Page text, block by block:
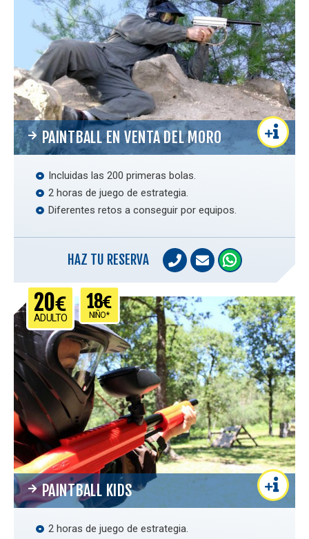
PAINTBALL EN VENTA DEL MORO
Incluidas las 200 primeras bolas.
2 horas de juego de estrategia.
Diferentes retos a conseguir por equipos.
HAZ TU RESERVA
PAINTBALL KIDS
20€
ADULTO
18€
NIÑO*
2 horas de juego de estrategia.